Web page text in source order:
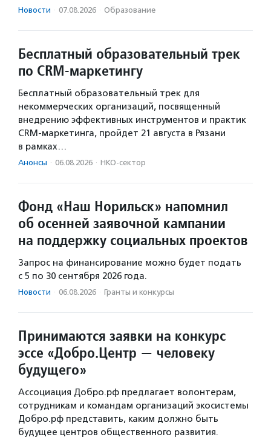
Новости · 07.08.2026 · Образование
Бесплатный образовательный трек
по CRM-маркетингу
Бесплатный образовательный трек для
некоммерческих организаций, посвященный
внедрению эффективных инструментов и практик
CRM-маркетинга, пройдет 21 августа в Рязани
в рамках…
Анонсы · 06.08.2026 · НКО-сектор
Фонд «Наш Норильск» напомнил
об осенней заявочной кампании
на поддержку социальных проектов
Запрос на финансирование можно будет подать
с 5 по 30 сентября 2026 года.
Новости · 06.08.2026 · Гранты и конкурсы
Принимаются заявки на конкурс
эссе «Добро.Центр — человеку
будущего»
Ассоциация Добро.рф предлагает волонтерам,
сотрудникам и командам организаций экосистемы
Добро.рф представить, каким должно быть
будущее центров общественного развития.